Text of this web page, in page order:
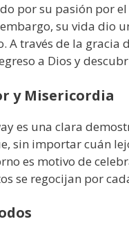
por su pasión por
su vida dio
A través de la
a Dios y
y Misericordia
es una clara
sin importar cuán
es motivo de
se regocijan por